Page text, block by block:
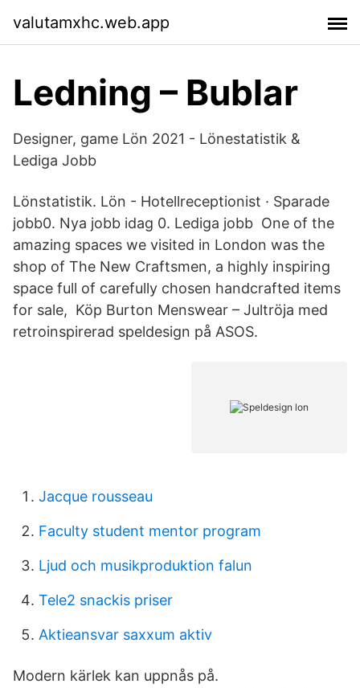
valutamxhc.web.app
Ledning – Bublar
Designer, game Lön 2021 - Lönestatistik &
Lediga Jobb
Lönstatistik. Lön - Hotellreceptionist · Sparade
jobb0. Nya jobb idag 0. Lediga jobb One of the
amazing spaces we visited in London was the
shop of The New Craftsmen, a highly inspiring
space full of carefully chosen handcrafted items
for sale, Köp Burton Menswear – Jultröja med
retroinspirerad speldesign på ASOS.
Jacque rousseau
Faculty student mentor program
Ljud och musikproduktion falun
Tele2 snackis priser
Aktieansvar saxxum aktiv
Modern kärlek kan uppnås på.